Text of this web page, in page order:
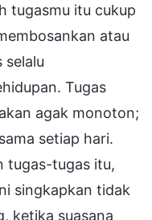
tugasmu itu cukup
atau
selalu
Tugas
agak monoton;
setiap hari.
tugas-tugas itu,
singkapkan tidak
ketika suasana